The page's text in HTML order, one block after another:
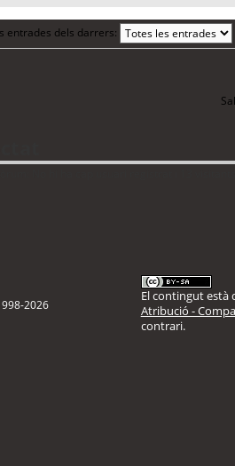
entrades dels darrers:
2026
El contingut està
Atribució -
contrari.